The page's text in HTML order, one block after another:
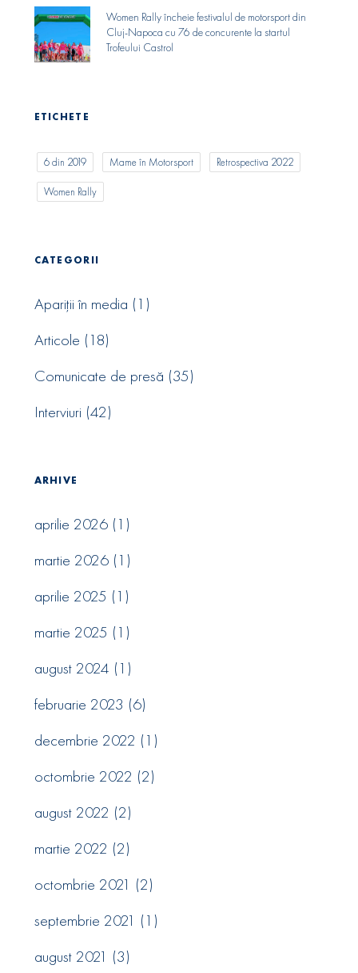
Women Rally încheie festivalul de motorsport din
Cluj-Napoca cu 76 de concurente la startul
Trofeului Castrol
ETICHETE
6 din 2019 Mame în Motorsport Retrospectiva 2022
Women Rally
CATEGORII
Apariții în media (1)
Articole (18)
Comunicate de presă (35)
Interviuri (42)
ARHIVE
aprilie 2026(1)
martie 2026(1)
aprilie 2025 (1)
martie 2025 (1)
august 2024 (1)
februarie 2023 (6)
decembrie 2022 (1)
octombrie 2022 (2)
august 2022 (2)
martie 2022 (2)
octombrie 2021 (2)
septembrie 2021 (1)
august 2021 (3)